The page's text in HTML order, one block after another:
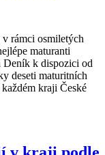
rámci osmiletých
maturanti
Deník k dispozici od
deseti maturitních
kraji České